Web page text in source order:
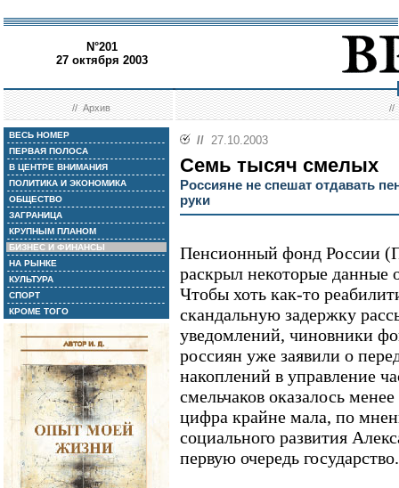
N°201
27 октября 2003
//Архив //
ВЕСЬ НОМЕР
ПЕРВАЯ ПОЛОСА
В ЦЕНТРЕ ВНИМАНИЯ
ПОЛИТИКА И ЭКОНОМИКА
ОБЩЕСТВО
ЗАГРАНИЦА
КРУПНЫМ ПЛАНОМ
БИЗНЕС И ФИНАНСЫ
НА РЫНКЕ
КУЛЬТУРА
СПОРТ
КРОМЕ ТОГО
// 27.10.2003
Семь тысяч смелых
Россияне не спешат отдавать
руки
Пенсионный фонд России
раскрыл некоторые данные
Чтобы хоть как-то
скандальную задержку
уведомлений, чиновники
россиян уже заявили о
накоплений в управление
смельчаков оказалось
цифра крайне мала, по
социального развития
первую очередь государство.